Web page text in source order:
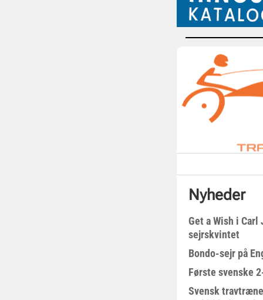
Nyheder
Get a Wish i Carl
sejrskvintet
Bondo-sejr på
Første svenske
Svensk